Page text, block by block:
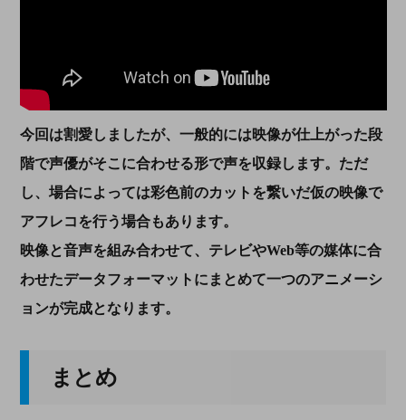
今回は割愛しましたが、一般的には映像が仕上がった段
階で声優がそこに合わせる形で声を収録します。ただ
し、場合によっては彩色前のカットを繋いだ仮の映像で
アフレコを行う場合もあります。
映像と音声を組み合わせて、テレビやWeb等の媒体に合
わせたデータフォーマットにまとめて一つのアニメーシ
ョンが完成となります。
まとめ